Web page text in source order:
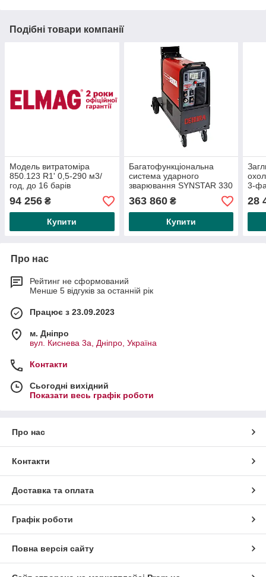
Подібні товари компанії
Модель витратоміра
850.123 R1' 0,5-290 м3/
год, до 16 барів
94 256 ₴
Купити
Багатофункціональна
система ударного
зварювання SYNSTAR 330
TC, арт. 386Компактний
апарат, включно з
363 860₴
Купити
3-
В!!!
28
Про нас
Рейтинг не сформований
Менше 5 відгуків за останній рік
Працює з 23.09.2023
м. Дніпро
вул. Киснева 3а, Дніпро, Україна
Контакти
Сьогодні вихідний
Показати весь графік роботи
Про нас
Контакти
Доставка та оплата
Графік роботи
Повна версія сайту